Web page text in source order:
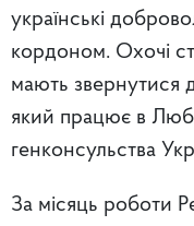
українські
кордоном. Охочі
мають звернутися
який працює в
генконсульства
За місяць роботи